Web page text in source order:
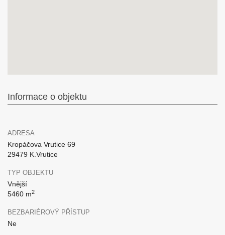
Informace o objektu
ADRESA
Kropáčova Vrutice 69
29479 K.Vrutice
TYP OBJEKTU
Vnější
5460 m2
BEZBARIÉROVÝ PŘÍSTUP
Ne